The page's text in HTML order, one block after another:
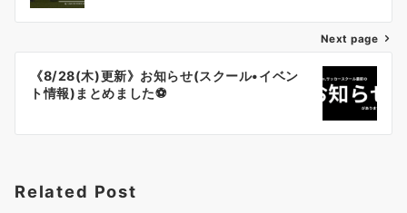
ナ
シ
ン
Next page
《8/28(木)更新》お知らせ(スクール•イベン
ト情報)まとめました⚽️
Related Post